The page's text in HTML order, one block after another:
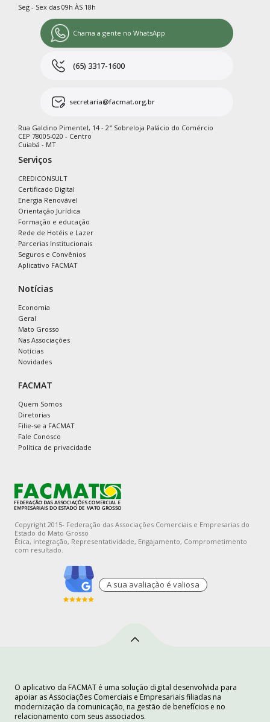
Seg - Sex das 09h ÀS 18h
Chama a gente no WhatsApp
(65) 3317-1600
secretaria@facmat.org.br
Rua Galdino Pimentel, 14 - 2ª Sobreloja Palácio do Comércio
CEP 78005-020 - Centro
Cuiabá - MT
Serviços
CREDICONSULT
Certificado Digital
Energia Renovável
Orientação Jurídica
Formação e educação
Rede de Hotéis e Lazer
Parcerias Institucionais
Seguros e Convênios
Aplicativo FACMAT
Notícias
Economia
Geral
Mato Grosso
Nas Associações
Notícias
Novidades
FACMAT
Quem Somos
Diretorias
Filie-se a FACMAT
Fale Conosco
Política de privacidade
Copyright 2015- Federação das Associações Comerciais e Empresarias do
Estado do Mato Grosso
Ética, Integração, Representatividade, Engajamento, Comprometimento
com resultado.
A sua avaliaçào é valiosa
O aplicativo da FACMAT é uma solução digital desenvolvida para
apoiar as Associações Comerciais e Empresariais filiadas na
modernização da comunicação, na gestão de benefícios e no
relacionamento com seus associados.